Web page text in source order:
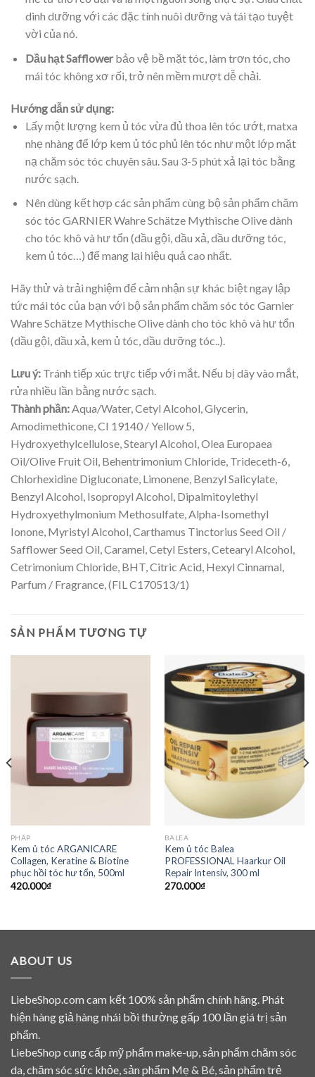
dinh dưỡng với các đặc tính nuôi dưỡng và tái tạo tuyệt
vời của nó.
Dầu hạt Safflowerbảo vệ bề mặt tóc, làm trơn tóc, cho
mái tóc không xơ rối, trở nên mềm mượt dễ chải.
Hướng dẫn sử dụng:
Lấy một lượng kem ủ tóc vừa đủ thoa lên tóc ướt, matxa
nhẹ nhàng để lớp kem ủ tóc phủ lên tóc như một lớp mặt
nạ chăm sóc tóc chuyên sâu. Sau 3-5 phút xả lại tóc bằng
nước sạch.
Nên dùng kết hợp các sản phẩm cùng bộ sản phẩm chăm
sóc tóc GARNIER Wahre Schätze Mythische Olive dành
cho tóc khô và hư tổn (dầu gội, dầu xả, dầu dưỡng tóc,
kem ủ tóc…) để mang lại hiệu quả cao nhất.
Hãy thử và trải nghiệm để cảm nhận sự khác biệt ngay lập
tức mái tóc của bạn với bộ sản phẩm chăm sóc tóc Garnier
Wahre Schätze Mythische Olive dành cho tóc khô và hư tổn
(dầu gội, dầu xả, kem ủ tóc, dầu dưỡng tóc..).
Lưu ý: Tránh tiếp xúc trực tiếp với mắt. Nếu bị dây vào mắt,
rửa nhiều lần bằng nước sạch.
Thành phần:Aqua/Water, Cetyl Alcohol, Glycerin,
Amodimethicone, CI 19140 / Yellow 5,
Hydroxyethylcellulose, Stearyl Alcohol, Olea Europaea
Oil/Olive Fruit Oil, Behentrimonium Chloride, Trideceth-6,
Chlorhexidine Digluconate, Limonene, Benzyl Salicylate,
Benzyl Alcohol, Isopropyl Alcohol, Dipalmitoylethyl
Hydroxyethylmonium Methosulfate, Alpha-Isomethyl
Ionone, Myristyl Alcohol, Carthamus Tinctorius Seed Oil /
Safflower Seed Oil, Caramel, Cetyl Esters, Cetearyl Alcohol,
Cetrimonium Chloride, BHT, Citric Acid, Hexyl Cinnamal,
Parfum / Fragrance, (FIL C170513/1)
SẢN PHẨM TƯƠNG TỰ
PHÁP
Kem ủ tóc ARGANICARE
Collagen, Keratine & Biotine
phục hồi tóc hư tổn, 500ml
420.000₫
BALEA
Kem ủ tóc Balea
PROFESSIONAL Haarkur Oil
Repair Intensiv, 300 ml
270.000₫
ABOUT US
LiebeShop.com cam kết 100% sản phẩm chính hãng. Phát
hiện hàng giả hàng nhái bồi thường gấp 100 lần giá trị sản
phẩm.
LiebeShop cung cấp mỹ phẩm make-up, sản phẩm chăm sóc
da, chăm sóc sức khỏe, sản phẩm Mẹ & Bé, sản phẩm trẻ